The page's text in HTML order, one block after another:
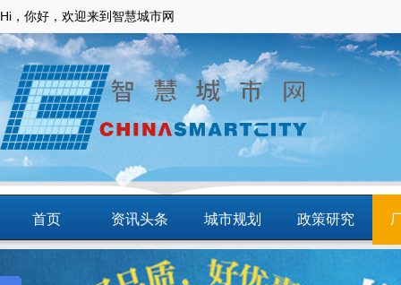
Hi，你好，欢迎来到智慧城市网
首页 资讯头条 城市规划 政策研究
智慧应用 商圈